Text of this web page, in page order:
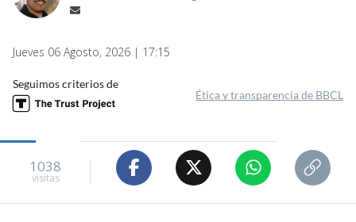
Jueves 06 Agosto, 2026 | 17:15
Seguimos criterios de
Ética y transparencia de BBCL
1038
visitas